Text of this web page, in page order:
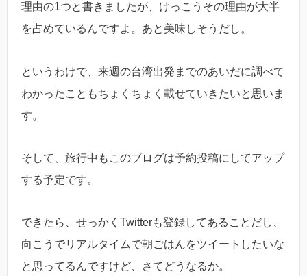
理由の1つと書きましたが、けっこうその理由が大半
を占めているんですよ。あと美味しそうだし。
というわけで、来週の台湾出発までのあいだに調べて
わかったこともちょくちょく載せていきたいと思いま
す。
そして、旅行中もこのブログは予約投稿にしてアップ
する予定です。
できたら、せっかくTwitterも登録してあることだし、
向こうでリアルタイムで朝ごはんをツイートしたいな
と思ってるんですけど、さてどうなるか。